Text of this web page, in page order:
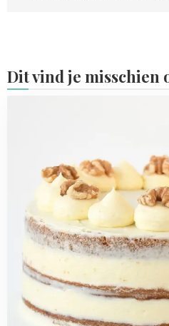
Dit vind je misschien